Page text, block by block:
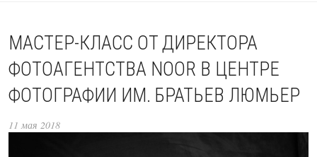
МАСТЕР-КЛАСС ОТ ДИРЕКТОРА
ФОТОАГЕНТСТВА NOOR В ЦЕНТРЕ
ФОТОГРАФИИ ИМ. БРАТЬЕВ ЛЮМЬЕР
11 мая 2018